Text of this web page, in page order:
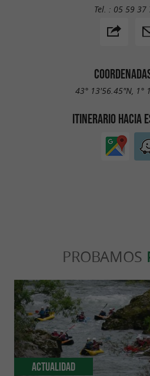
Tel. : 05 59 37
43° 13'56.45"N, 1°
ITINERARIO HACIA
PROBAMOS
Actualidad